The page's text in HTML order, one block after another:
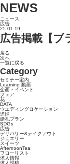
NEWS
ニュース
広告
25.01.19
広告掲載【ブ
戻る
次へ
一覧に戻る
Category
セミナー案内
Learning 動画
企画・イベント
フェア
花
DATA
ウエディングロケーション
追悼
婚礼プラン
SDGs
広告
デリバリー&テイクアウト
ジュエリー
スイーツ
AfternoonTea
フローリスト
求人情報
求人投稿